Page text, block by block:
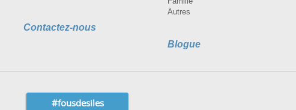
Contactez-nous
Autres
Blogue
#fousdesiles